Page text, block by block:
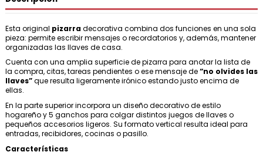
Esta original pizarradecorativa combina dos funciones en una sola
pieza: permite escribir mensajes o recordatorios y, además, mantener
organizadas las llaves de casa.
Cuenta con una amplia superficie de pizarra para anotar la lista de
la compra, citas, tareas pendientes o ese mensaje de“no olvides las
llaves”que resulta ligeramente irónico estando justo encima de
ellas.
En la parte superior incorpora un diseño decorativo de estilo
hogareño y 5 ganchos para colgar distintos juegos de llaves o
pequeños accesorios ligeros. Su formato vertical resulta ideal para
entradas, recibidores, cocinas o pasillo.
Características